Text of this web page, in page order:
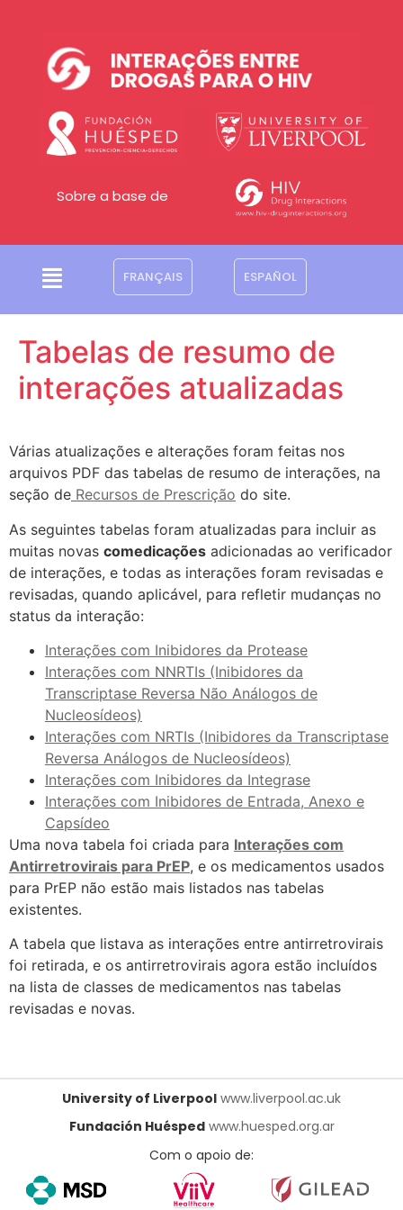
Sobre a base de
FRANÇAIS ESPAÑOL
Tabelas de resumo de
interações atualizadas
Várias atualizações e alterações foram feitas nos
arquivos PDF das tabelas de resumo de interações, na
seção de Recursos de Prescrição do site.
As seguintes tabelas foram atualizadas para incluir as
muitas novas comedicações adicionadas ao verificador
de interações, e todas as interações foram revisadas e
revisadas, quando aplicável, para refletir mudanças no
status da interação:
Interações com Inibidores da Protease
Interações com NNRTIs (Inibidores da
Transcriptase Reversa Não Análogos de
Nucleosídeos)
Interações com NRTIs (Inibidores da Transcriptase
Reversa Análogos de Nucleosídeos)
Interações com Inibidores da Integrase
Interações com Inibidores de Entrada, Anexo e
Capsídeo
Uma nova tabela foi criada para Interações com
Antirretrovirais para PrEP, e os medicamentos usados
para PrEP não estão mais listados nas tabelas
existentes.
A tabela que listava as interações entre antirretrovirais
foi retirada, e os antirretrovirais agora estão incluídos
na lista de classes de medicamentos nas tabelas
revisadas e novas.
University of Liverpool www.liverpool.ac.uk
Fundación Huésped www.huesped.org.ar
Com o apoio de: